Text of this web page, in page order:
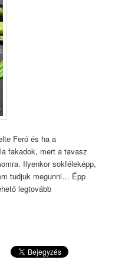
Feró és ha a
fakadok, mert a tavasz
Ilyenkor sokféleképp,
tudjuk megunni… Épp
legtovább